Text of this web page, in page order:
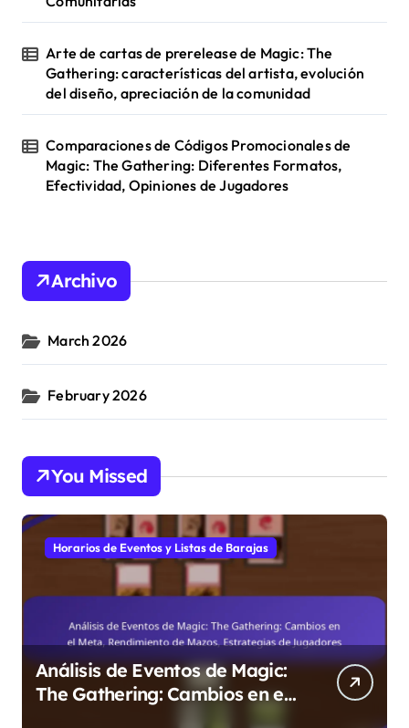
Arte de cartas de prerelease de Magic: The
Gathering: características del artista, evolución
del diseño, apreciación de la comunidad
Comparaciones de Códigos Promocionales de
Magic: The Gathering: Diferentes Formatos,
Efectividad, Opiniones de Jugadores
Archivo
March 2026
February 2026
You Missed
Horarios de Eventos y Listas de Barajas
Análisis de Eventos de Magic:
The Gathering: Cambios en el